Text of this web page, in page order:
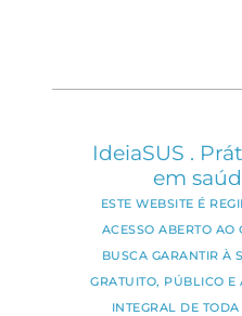
IdeiaSUS .
em
ESTE WEBSITE É
ACESSO ABERTO
BUSCA GARANTIR À
GRATUITO, PÚBLICO E
INTEGRAL DE